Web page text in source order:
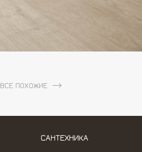
ВСЕ ПОХОЖИЕ
САНТЕХНИКА